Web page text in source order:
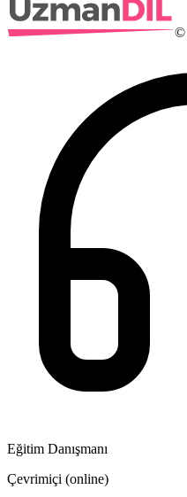
©
Eğitim Danışmanı
Çevrimiçi (online)